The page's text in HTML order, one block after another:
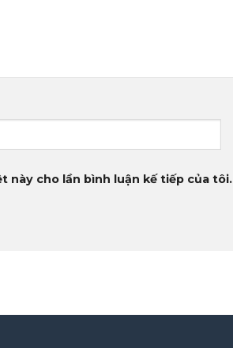
cho lần bình luận kế tiếp của tôi.